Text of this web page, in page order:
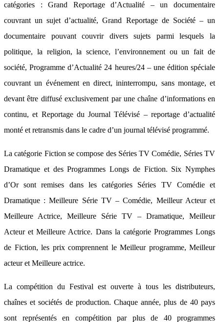
catégories : Grand Reportage d’Actualité – un documentaire
couvrant un sujet d’actualité, Grand Reportage de Société – un
documentaire pouvant couvrir divers sujets parmi lesquels la
politique, la religion, la science, l’environnement ou un fait de
société, Programme d’Actualité 24 heures/24 – une édition spéciale
couvrant un événement en direct, ininterrompu, sans montage, et
devant être diffusé exclusivement par une chaîne d’informations en
continu, et Reportage du Journal Télévisé – reportage d’actualité
monté et retransmis dans le cadre d’un journal télévisé programmé.
La catégorie Fiction se compose des Séries TV Comédie, Séries TV
Dramatique et des Programmes Longs de Fiction. Six Nymphes
d’Or sont remises dans les catégories Séries TV Comédie et
Dramatique : Meilleure Série TV – Comédie, Meilleur Acteur et
Meilleure Actrice, Meilleure Série TV – Dramatique, Meilleur
Acteur et Meilleure Actrice. Dans la catégorie Programmes Longs
de Fiction, les prix comprennent le Meilleur programme, Meilleur
acteur et Meilleure actrice.
La compétition du Festival est ouverte à tous les distributeurs,
chaînes et sociétés de production. Chaque année, plus de 40 pays
sont représentés en compétition par plus de 40 programmes